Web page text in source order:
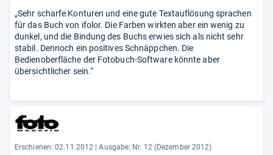
„Sehr scharfe Konturen und eine gute Textauflösung sprachen
für das Buch von ifolor. Die Farben wirkten aber ein wenig zu
dunkel, und die Bindung des Buchs erwies sich als nicht sehr
stabil. Dennoch ein positives Schnäppchen. Die
Bedienoberfläche der Fotobuch-Software könnte aber
übersichtlicher sein.“
Erschienen: 02.11.2012
Ausgabe: Nr. 12 (Dezember 2012)